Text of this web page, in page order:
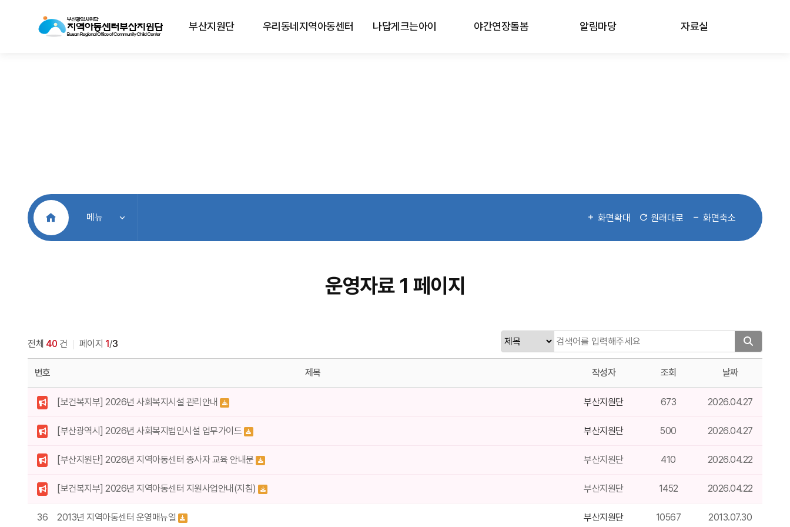
부산지원단 우리동네지역아동센터 나답게크는아이 야간연장돌봄 알림마당 자료실
처음으로메뉴 화면확대 원래대로 화면축소
운영자료 1 페이지
전체 40 건 페이지 1/3
번호 제목 작성자 조회 날짜
[보건복지부] 2026년 사회복지시설 관리안내 부산지원단 673 2026.04.27
[부산광역시] 2026년 사회복지법인시설 업무가이드 부산지원단 500 2026.04.27
[부산지원단] 2026년 지역아동센터 종사자 교육 안내문 부산지원단 410 2026.04.22
[보건복지부] 2026년 지역아동센터 지원사업안내(지침) 부산지원단 1452 2026.04.22
36 2013년 지역아동센터 운영매뉴얼 부산지원단 10567 2013.07.30